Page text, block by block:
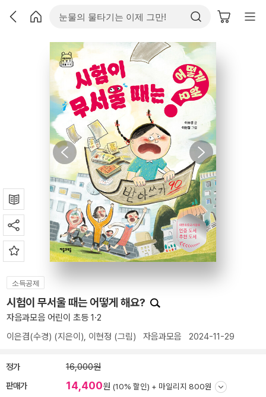
소득공제
시험이 무서울 때는 어떻게 해요?
자음과모음 어린이 초등 1·2
이은겸(수경) (지은이), 이현정 (그림) 자음과모음 2024-11-29
정가 16,000원
판매가 14,400원 (10% 할인) + 마일리지 800원